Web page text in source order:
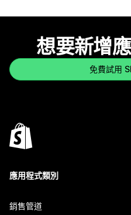
想要新增
免費試用
應用程式類別
銷售管道